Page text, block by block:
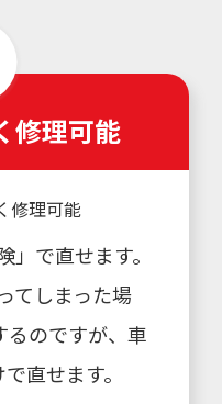
修理可能
で直せます。
てしまった場
るのですが、車
直せます。